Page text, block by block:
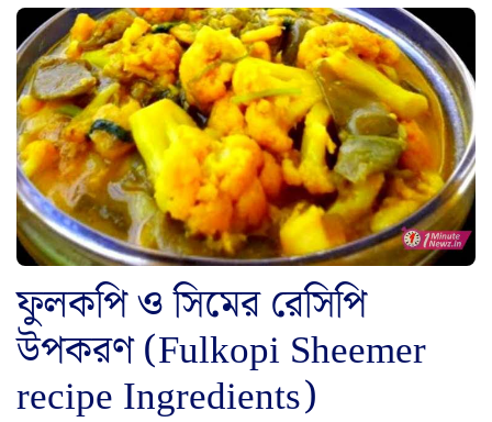
ফুলকপি ও সিমের রেসিপি
উপকরণ (Fulkopi Sheemer
recipe Ingredients)